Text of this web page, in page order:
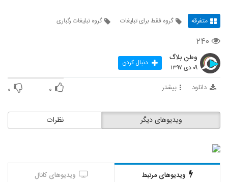
متفرقه گروه فقط برای تبلیغات گروه تبلیغات رگباری
۲۴۰
وطن بلاگ
۰۹ دی ۱۳۹۷ دنبال کردن
دانلود بیشتر ۰ ۰
نظرات ویدیوهای دیگر
ویدیوهای مرتبط ویدیوهای کانال